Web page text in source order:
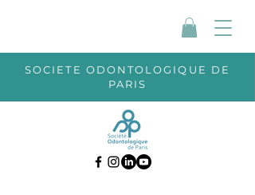
SOCIETE ODONTOLOGIQUE DE
PARIS